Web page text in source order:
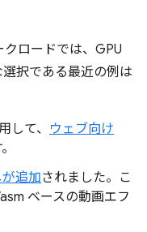
ロードでは、GPU
択である最近の例は
して、 ウェブ向け
追加されました。こ
ベースの動画エフ